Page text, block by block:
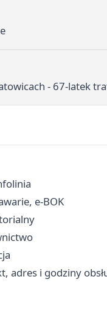
- 67-latek
e-BOK
adres i godziny